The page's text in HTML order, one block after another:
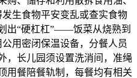
生食物平安变乱或查实食物
出“硬杠杠”——饭菜从烧熟到
用密闭保温设备，分餐人员
，长儿园须设置洗消间，准绳
用餐陪餐轨制，每餐均有相关